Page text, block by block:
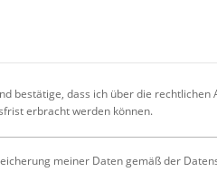
bestätige, dass ich über die
erbracht werden können.
meiner Daten gemäß der